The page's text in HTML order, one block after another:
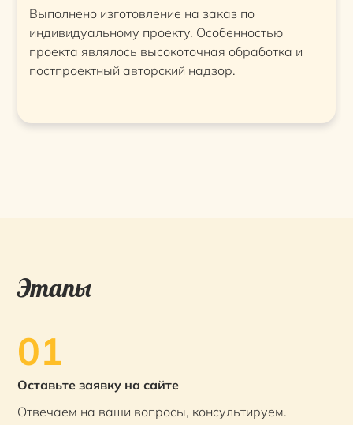
Выполнено изготовление на заказ по
индивидуальному проекту. Особенностью
проекта являлось высокоточная обработка и
постпроектный авторский надзор.
Этапы
01
Оставьте заявку на сайте
Отвечаем на ваши вопросы, консультируем.